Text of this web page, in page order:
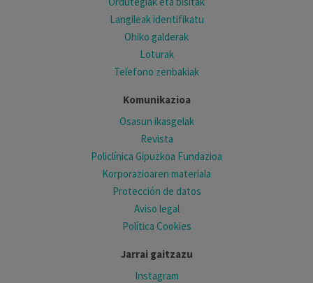
Langileak identifikatu
Ohiko galderak
Loturak
Telefono zenbakiak
Komunikazioa
Osasun ikasgelak
Revista
Policlínica Gipuzkoa Fundazioa
Korporazioaren materiala
Protección de datos
Aviso legal
Política Cookies
Jarrai gaitzazu
Instagram